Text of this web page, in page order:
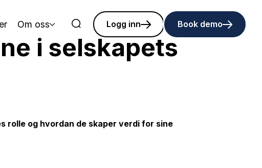
Om oss Logg inn Book demo
i selskapets
rolle og hvordan de skaper verdi for sine